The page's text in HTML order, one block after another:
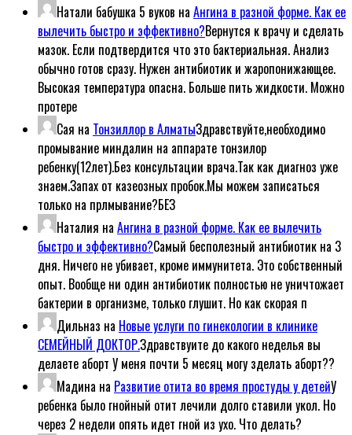
Натали бабушка 5 вуков на Ангина в разной форме. Как ее
вылечить быстро и эффективно?Вернутся к врачу и сделать
мазок. Если подтвердится что это бактериальная. Анализ
обычно готов сразу. Нужен антибиотик и жаропонижающее.
Высокая температура опасна. Больше пить жидкости. Можно
протере
Сая на Тонзиллор в АлматыЗдравствуйте,необходимо
промывание миндалин на аппарате тонзилор
ребенку(12лет).Без консультации врача.Так как диагноз уже
знаем.Запах от казеозных пробок.Мы можем записаться
только на прлмывание?БЕЗ
Наталия на Ангина в разной форме. Как ее вылечить
быстро и эффективно?Самый бесполезный антибиотик на 3
дня. Ничего не убивает, кроме иммунитета. Это собственный
опыт. Вообще ни один антибиотик полностью не уничтожает
бактерии в организме, только глушит. Но как скорая п
Дильназ на Новые услуги по гинекологии в клинике
СЕМЕЙНЫЙ ДОКТОР.Здравствуите до какого неделья вы
делаете аборт У меня почти 5 месяц могу зделать аборт??
Мадина на Развитие отита во время простуды у детейУ
ребенка было гнойный отит лечили долго ставили укол. Но
через 2 недели опять идет гной из ухо. Что делать?